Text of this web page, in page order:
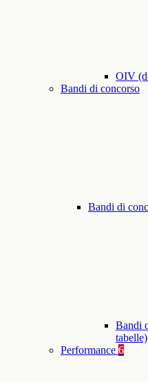
OIV
Bandi di concorso
Bandi di
Bandi
tabelle)
Performance 6